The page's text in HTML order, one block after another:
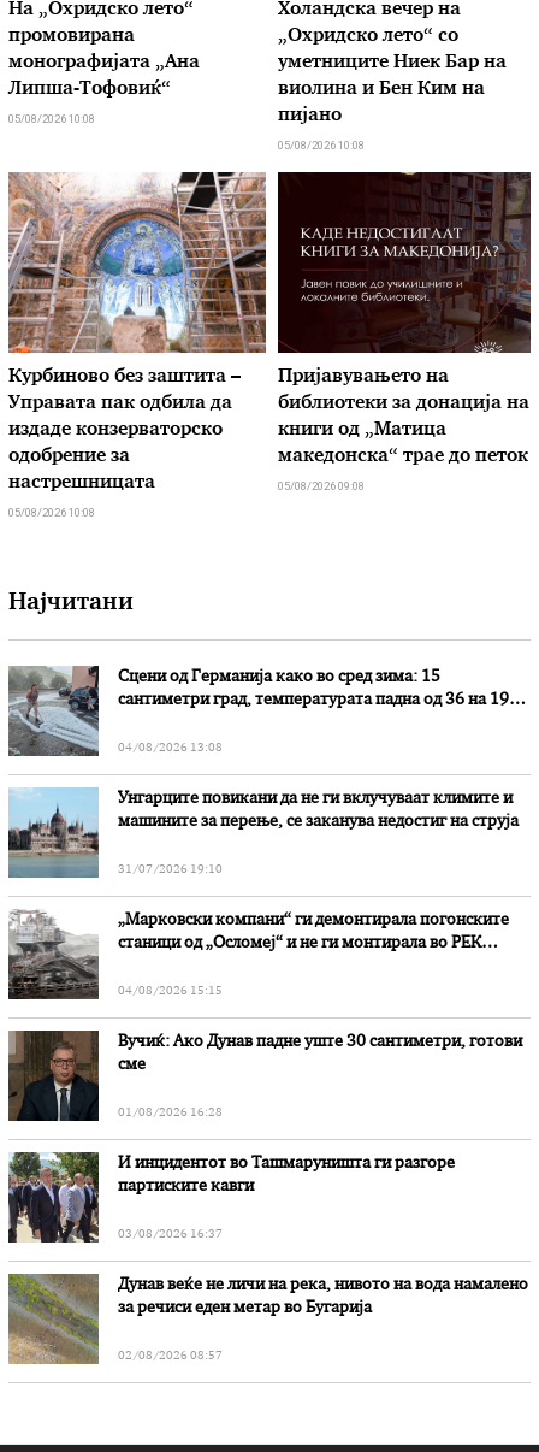
На „Охридско лето“
промовирана
монографијата „Ана
Липша-Тофовиќ“
05/08/2026 10:08
Холандска вечер на
„Охридско лето“ со
уметниците Ниек Бар на
виолина и Бен Ким на
пијано
05/08/2026 10:08
Курбиново без заштита –
Управата пак одбила да
издаде конзерваторско
одобрение за
настрешницата
05/08/2026 10:08
Пријавувањето на
библиотеки за донација на
книги од „Матица
македонска“ трае до петок
05/08/2026 09:08
Најчитани
Сцени од Германија како во сред зима: 15
сантиметри град, температурата падна од 36 на 19
04/08/2026 13:08
Унгарците повикани да не ги вклучуваат климите и
машините за перење, се заканува недостиг на струја
31/07/2026 19:10
„Марковски компани“ ги демонтирала погонските
станици од „Осломеј“ и не ги монтирала во РЕК
04/08/2026 15:15
Вучиќ: Ако Дунав падне уште 30 сантиметри, готови
сме
01/08/2026 16:28
И инцидентот во Ташмаруништa ги разгоре
партиските кавги
03/08/2026 16:37
Дунав веќе не личи на река, нивото на вода намалено
за речиси еден метар во Бугарија
02/08/2026 08:57